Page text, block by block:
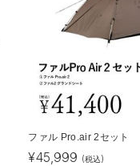
ファル Pro.air 2セット
¥45,999 (税込)